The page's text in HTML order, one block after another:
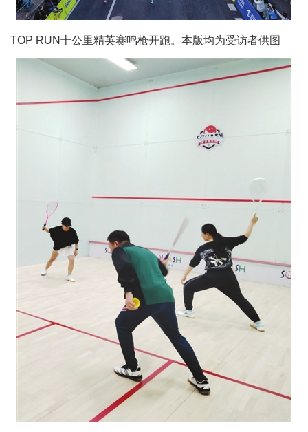
TOP RUN十公里精英赛鸣枪开跑。本版均为受访者供图